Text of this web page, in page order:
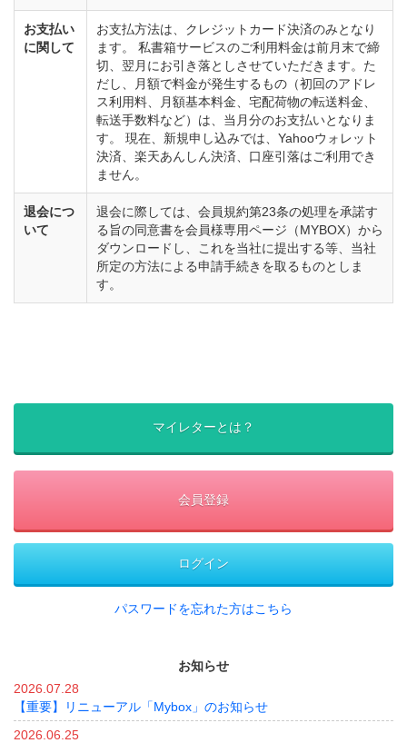
お支払い
に関して
お支払方法は、クレジットカード決済のみとなり
ます。 私書箱サービスのご利用料金は前月末で締
切、翌月にお引き落としさせていただきます。た
だし、月額で料金が発生するもの（初回のアドレ
ス利用料、月額基本料金、宅配荷物の転送料金、
転送手数料など）は、当月分のお支払いとなりま
す。 現在、新規申し込みでは、Yahooウォレット
決済、楽天あんしん決済、口座引落はご利用でき
ません。
退会につ
いて
退会に際しては、会員規約第23条の処理を承諾す
る旨の同意書を会員様専用ページ（MYBOX）から
ダウンロードし、これを当社に提出する等、当社
所定の方法による申請手続きを取るものとしま
す。
マイレターとは？
会員登録
ログイン
パスワードを忘れた方はこちら
お知らせ
2026.07.28
【重要】リニューアル「Mybox」のお知らせ
2026.06.25